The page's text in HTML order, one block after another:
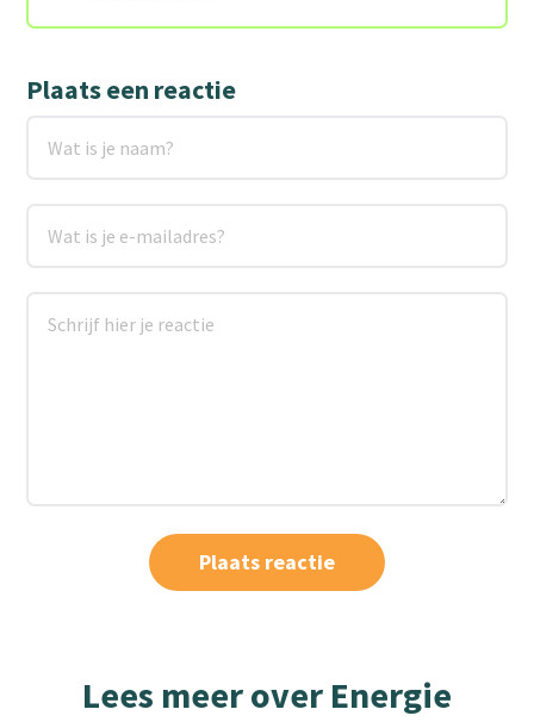
Plaats een reactie
Lees meer over Energie